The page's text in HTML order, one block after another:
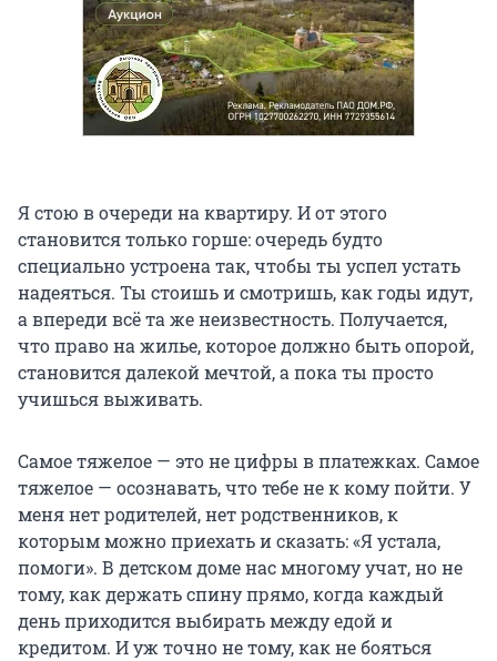
Я стою в очереди на квартиру. И от этого
становится только горше: очередь будто
специально устроена так, чтобы ты успел устать
надеяться. Ты стоишь и смотришь, как годы идут,
а впереди всё та же неизвестность. Получается,
что право на жилье, которое должно быть опорой,
становится далекой мечтой, а пока ты просто
учишься выживать.
Самое тяжелое — это не цифры в платежках. Самое
тяжелое — осознавать, что тебе не к кому пойти. У
меня нет родителей, нет родственников, к
которым можно приехать и сказать: «Я устала,
помоги». В детском доме нас многому учат, но не
тому, как держать спину прямо, когда каждый
день приходится выбирать между едой и
кредитом. И уж точно не тому, как не бояться